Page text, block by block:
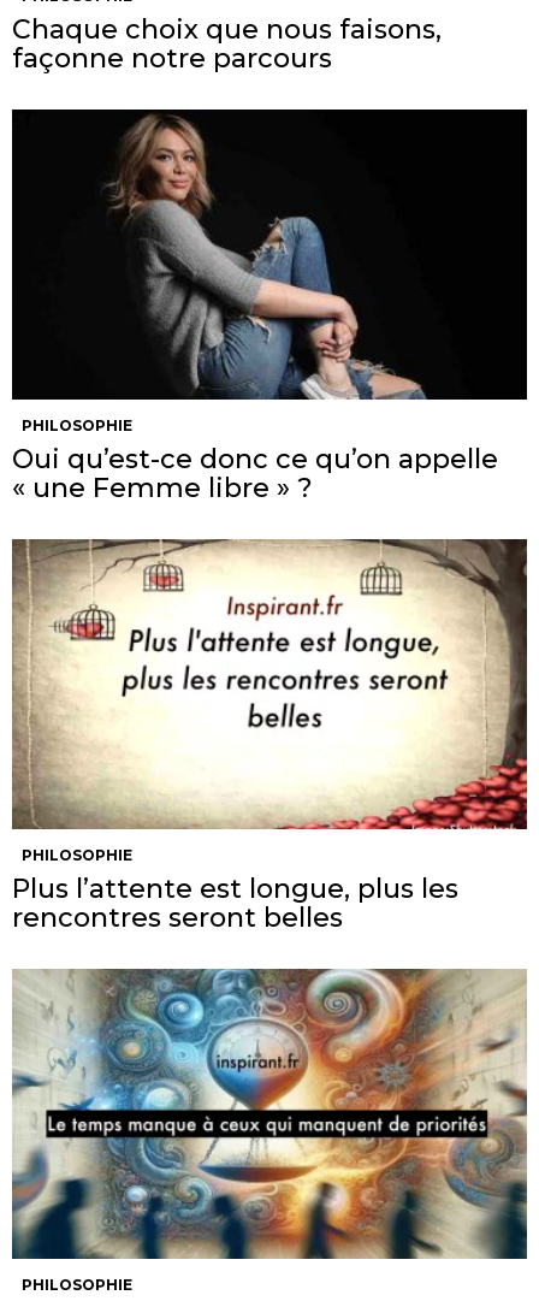
Chaque choix que nous faisons,
façonne notre parcours
PHILOSOPHIE
Oui qu’est-ce donc ce qu’on appelle
« une Femme libre » ?
PHILOSOPHIE
Plus l’attente est longue, plus les
rencontres seront belles
PHILOSOPHIE